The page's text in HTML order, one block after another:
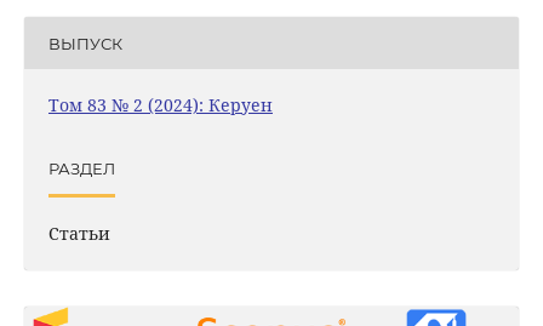
ВЫПУСК
Том 83 № 2 (2024): Керуен
РАЗДЕЛ
Статьи